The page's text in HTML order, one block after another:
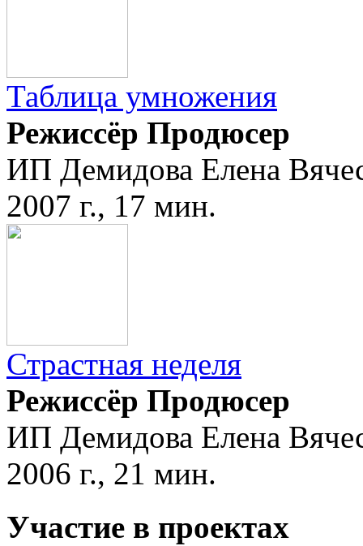
Таблица умножения
Режиссёр Продюсер
ИП Демидова Елена
2007 г., 17 мин.
Страстная неделя
Режиссёр Продюсер
ИП Демидова Елена
2006 г., 21 мин.
Участие в проектах